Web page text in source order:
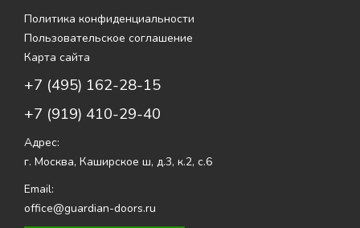
Политика конфиденциальности
Пользовательское соглашение
Карта сайта
+7 (495) 162-28-15
+7 (919) 410-29-40
Адрес:
г. Москва, Каширское ш, д.3, к.2, с.6
Email:
office@guardian-doors.ru